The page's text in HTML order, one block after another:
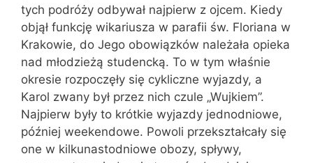
tych podróży odbywał najpierw z ojcem. Kiedy
objął funkcję wikariusza w parafii św. Floriana w
Krakowie, do Jego obowiązków należała opieka
nad młodzieżą studencką. To w tym właśnie
okresie rozpoczęły się cykliczne wyjazdy, a
Karol zwany był przez nich czule „Wujkiem”.
Najpierw były to krótkie wyjazdy jednodniowe,
później weekendowe. Powoli przekształcały się
one w kilkunastodniowe obozy, spływy,